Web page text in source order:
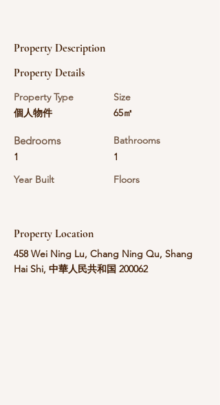
Property Description
Property Details
Property Type
個人物件
Bedrooms
1
Year Built
Size
65㎡
Bathrooms
1
Floors
Property Location
458 Wei Ning Lu, Chang Ning Qu, Shang
Hai Shi, 中華人民共和国 200062